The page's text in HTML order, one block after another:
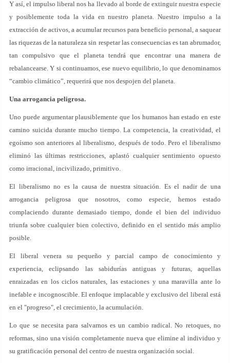
Y así, el impulso liberal nos ha llevado al borde de extinguir nuestra especie
y posiblemente toda la vida en nuestro planeta. Nuestro impulso a la
extracción de activos, a acumular recursos para beneficio personal, a saquear
las riquezas de la naturaleza sin respetar las consecuencias es tan abrumador,
tan compulsivo que el planeta tendrá que encontrar una manera de
rebalancearse. Y si continuamos, ese nuevo equilibrio, lo que denominamos
“cambio climático”, requerirá que nos despojen del planeta.
Una arrogancia peligrosa.
Uno puede argumentar plausiblemente que los humanos han estado en este
camino suicida durante mucho tiempo. La competencia, la creatividad, el
egoísmo son anteriores al liberalismo, después de todo. Pero el liberalismo
eliminó las últimas restricciones, aplastó cualquier sentimiento opuesto
como irracional, incivilizado, primitivo.
El liberalismo no es la causa de nuestra situación. Es el nadir de una
arrogancia peligrosa que nosotros, como especie, hemos estado
complaciendo durante demasiado tiempo, donde el bien del individuo
triunfa sobre cualquier bien colectivo, definido en el sentido más amplio
posible.
El liberal venera su pequeño y parcial campo de conocimiento y
experiencia, eclipsando las sabidurías antiguas y futuras, aquellas
enraizadas en los ciclos naturales, las estaciones y una maravilla ante lo
inefable e incognoscible. El enfoque implacable y exclusivo del liberal está
en el "progreso", el crecimiento, la acumulación.
Lo que se necesita para salvarnos es un cambio radical. No retoques, no
reformas, sino una visión completamente nueva que elimine al individuo y
su gratificación personal del centro de nuestra organización social.